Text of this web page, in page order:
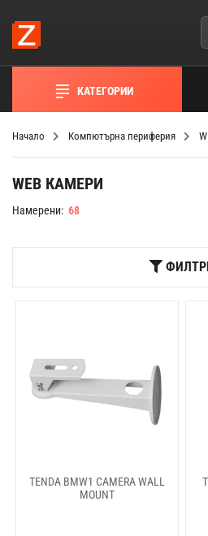
КАТЕГОРИИ
Начало Компютърна периферия
WEB КАМЕРИ
Намерени: 68
TENDA BMW1 CAMERA WALL
MOUNT